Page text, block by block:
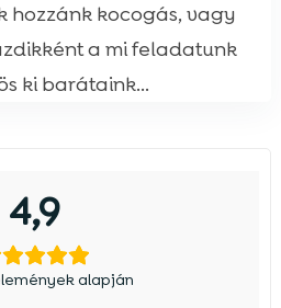
hozzánk kocogás, vagy
a mi feladatunk
ki barátaink...
4,9
alapján